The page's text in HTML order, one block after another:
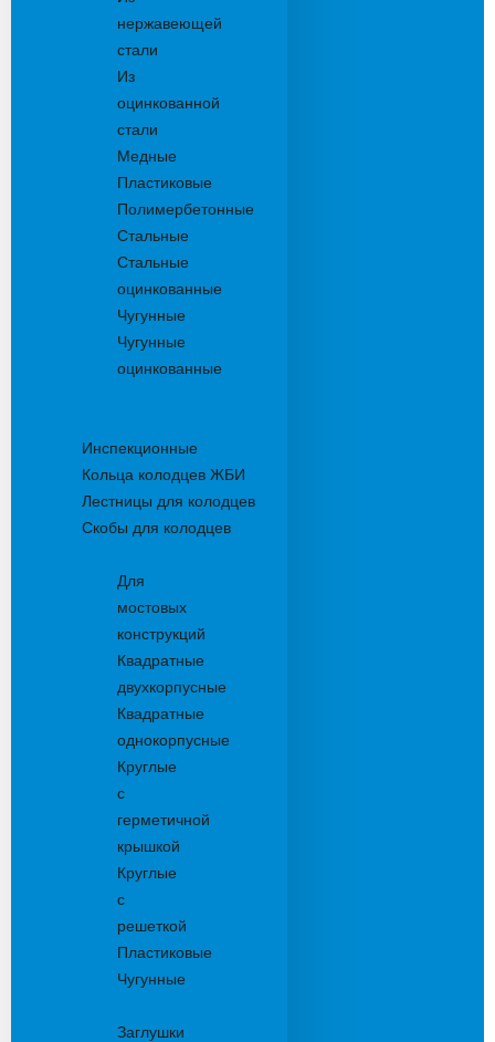
нержавеющей
стали
Из
оцинкованной
стали
Медные
Пластиковые
Полимербетонные
Стальные
Стальные
оцинкованные
Чугунные
Чугунные
оцинкованные
Инспекционные
Кольца колодцев ЖБИ
Лестницы для колодцев
Скобы для колодцев
Для
мостовых
конструкций
Квадратные
двухкорпусные
Квадратные
однокорпусные
Круглые
с
герметичной
крышкой
Круглые
с
решеткой
Пластиковые
Чугунные
Заглушки